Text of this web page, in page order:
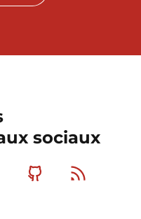
sociaux
MastodonGithub